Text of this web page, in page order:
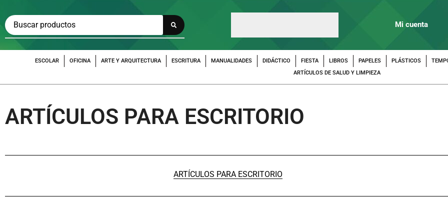
Mi cuenta
ESCOLAR OFICINA ARTE Y ARQUITECTURA ESCRITURA MANUALIDADES DIDÁCTICO FIESTA LIBROS PAPELES PLÁSTICOS
ARTÍCULOS DE SALUD Y LIMPIEZA
ARTÍCULOS PARA ESCRITORIO
ARTÍCULOS PARA ESCRITORIO